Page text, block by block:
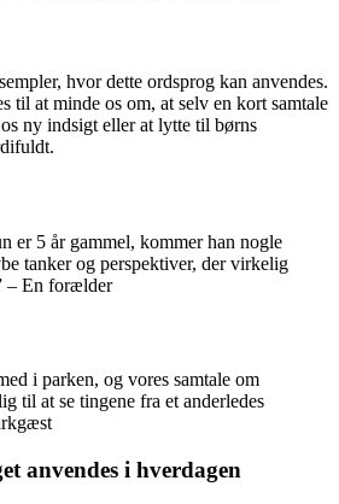
hvor dette ordsprog kan anvendes.
til at minde os om, at selv en kort samtale
ny indsigt eller at lytte til børns
er 5 år gammel, kommer han nogle
tanker og perspektiver, der virkelig
– En forælder
i parken, og vores samtale om
til at se tingene fra et anderledes
anvendes i hverdagen